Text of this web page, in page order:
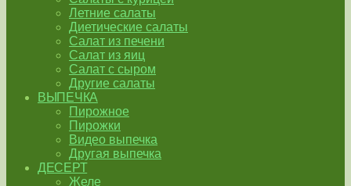
Летние салаты
Диетические салаты
Салат из печени
Салат из яиц
Салат с сыром
Другие салаты
ВЫПЕЧКА
Пирожное
Пирожки
Видео выпечка
Другая выпечка
ДЕСЕРТ
Желе